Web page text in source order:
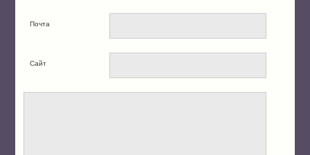
Почта
Сайт